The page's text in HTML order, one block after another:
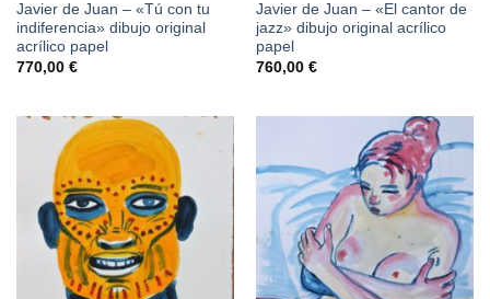
Javier de Juan – «Tú con tu
indiferencia» dibujo original
acrílico papel
770,00 €
Javier de Juan – «El cantor de
jazz» dibujo original acrílico
papel
760,00 €